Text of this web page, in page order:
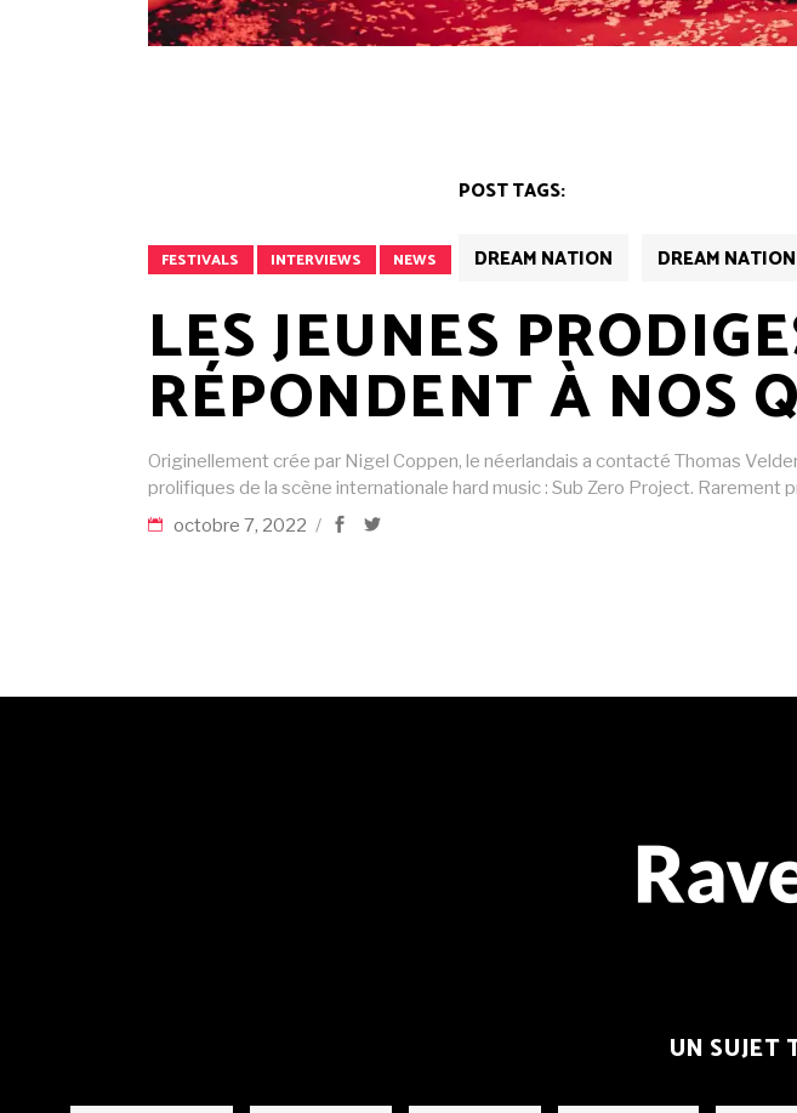
FESTIVALS INTERVIEWS NEWS
POST TAGS:
DREAM NATION DREAM
LES JEUNES
RÉPONDENT À NOS
Originellement crée par Nigel Coppen, le néerlandais a contacté Thomas
prolifiques de la scène internationale hard music : Sub Zero Project. Rarement
octobre 7, 2022
UN SUJET